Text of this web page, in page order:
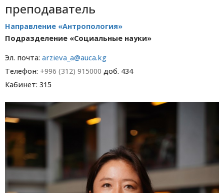
преподаватель
Направление «Антропология»
Подразделение «Социальные науки»
Эл. почта: arzieva_a@auca.kg
Телефон: +996 (312) 915000 доб. 434
Кабинет: 315